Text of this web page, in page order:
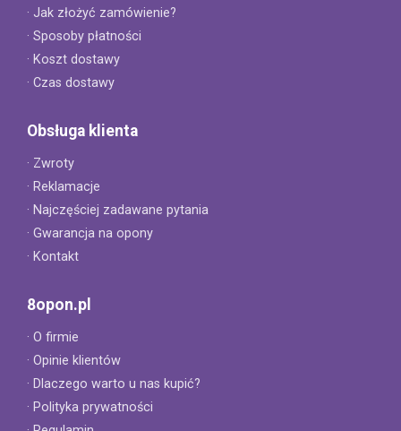
· Jak złożyć zamówienie?
· Sposoby płatności
· Koszt dostawy
· Czas dostawy
Obsługa klienta
· Zwroty
· Reklamacje
· Najczęściej zadawane pytania
· Gwarancja na opony
· Kontakt
8opon.pl
· O firmie
· Opinie klientów
· Dlaczego warto u nas kupić?
· Polityka prywatności